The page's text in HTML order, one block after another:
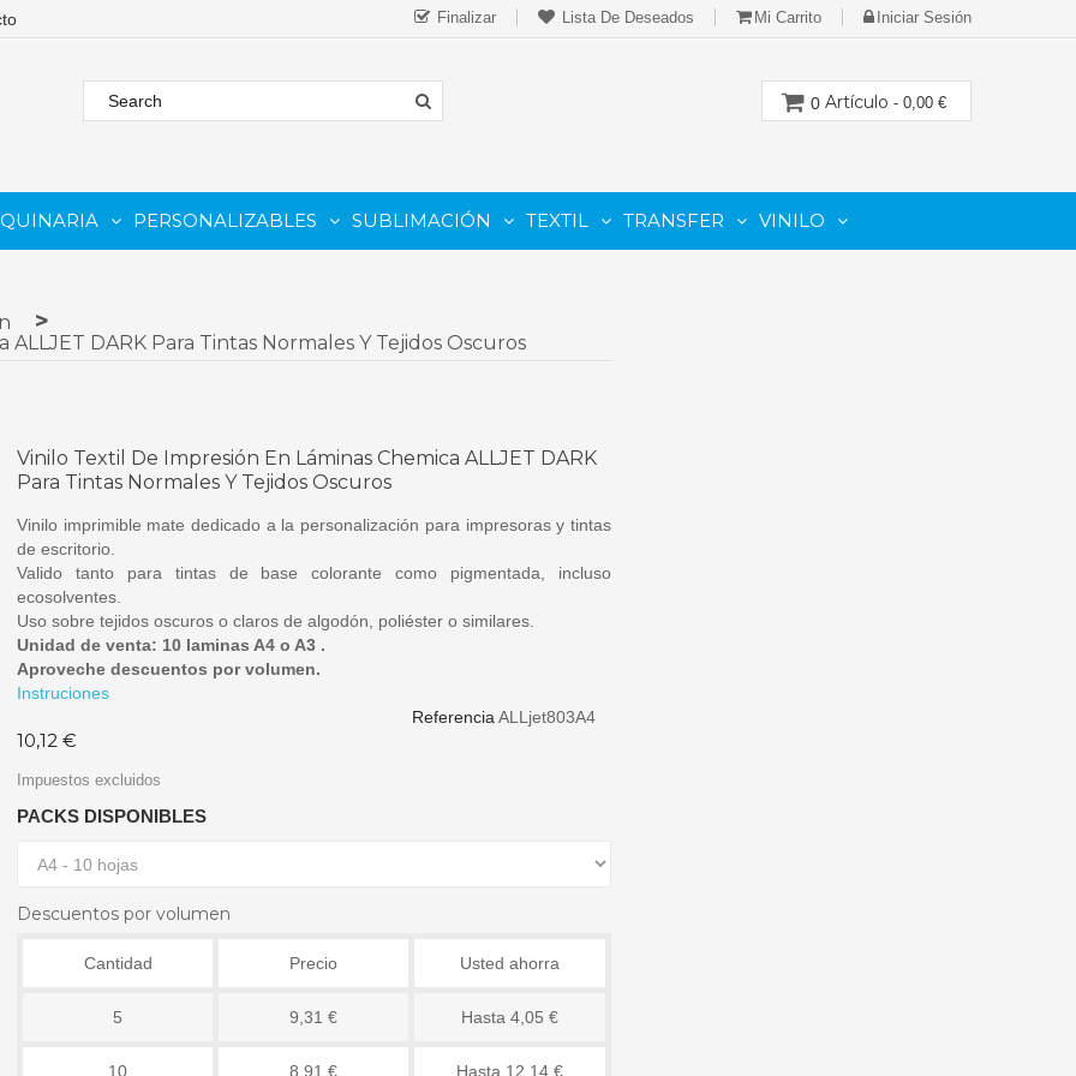
Finalizar Lista De Deseados Mi Carrito Iniciar Sesión
Artículo - 0,00 €
0
PERSONALIZABLES SUBLIMACIÓN TEXTIL TRANSFER VINILO
DARK Para Tintas Normales Y Tejidos Oscuros
Vinilo Textil De Impresión En Láminas Chemica ALLJET DARK
Para Tintas Normales Y Tejidos Oscuros
Vinilo imprimible mate dedicado a la personalización para impresoras y tintas
de escritorio.
Valido tanto para tintas de base colorante como pigmentada, incluso
ecosolventes.
Uso sobre tejidos oscuros o claros de algodón, poliéster o similares.
Unidad de venta: 10 laminas A4 o A3 .
Aproveche descuentos por volumen.
Instruciones
ReferenciaALLjet803A4
10,12 €
Impuestos excluidos
PACKS DISPONIBLES
Descuentos por volumen
Cantidad Precio Usted ahorra
5 9,31 € Hasta 4,05 €
10 8,91 € Hasta 12,14 €